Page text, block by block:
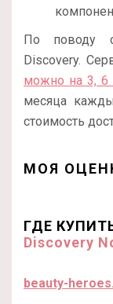
По поводу
Discovery.
можно на 3, 6
месяца
стоимость
МОЯ
ГДЕ
Discovery
beauty-